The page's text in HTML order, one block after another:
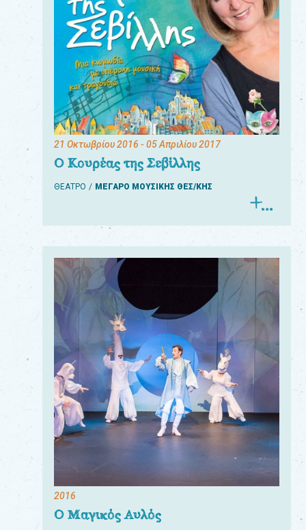
21 Οκτωβρίου 2016 - 05 Απριλίου 2017
Ο Κουρέας της Σεβίλλης
ΘΕΑΤΡΟ ΜΕΓΑΡΟ ΜΟΥΣΙΚΗΣ ΘΕΣ/ΚΗΣ
2016
Ο Μαγικός Αυλός